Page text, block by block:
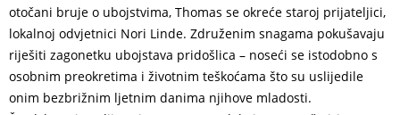
otočani bruje o ubojstvima, Thomas se okreće staroj prijateljici,
lokalnoj odvjetnici Nori Linde. Združenim snagama pokušavaju
riješiti zagonetku ubojstava pridošlica – noseći se istodobno s
osobnim preokretima i životnim teškoćama što su uslijedile
onim bezbrižnim ljetnim danima njihove mladosti.